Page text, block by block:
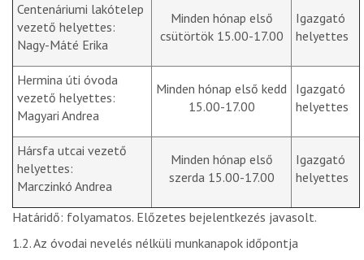
Centenáriumi lakótelep
vezető helyettes:
Nagy-Máté Erika
Minden hónap első
csütörtök 15.00-17.00
Igazgató
helyettes
Hermina úti óvoda
vezető helyettes:
Magyari Andrea
Minden hónap első kedd
15.00-17.00
Igazgató
helyettes
Hársfa utcai vezető
helyettes:
Marczinkó Andrea
Minden hónap első
szerda 15.00-17.00
Igazgató
helyettes
Határidő: folyamatos. Előzetes bejelentkezés javasolt.
1.2. Az óvodai nevelés nélküli munkanapok időpontja